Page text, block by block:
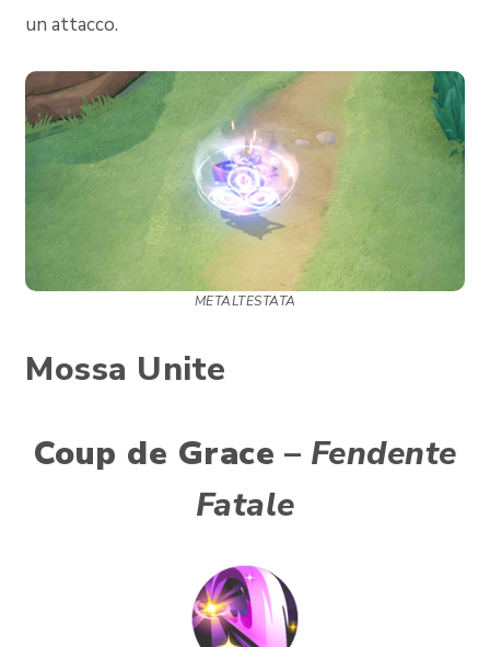
un attacco.
METALTESTATA
Mossa Unite
Coup de Grace – Fendente
Fatale